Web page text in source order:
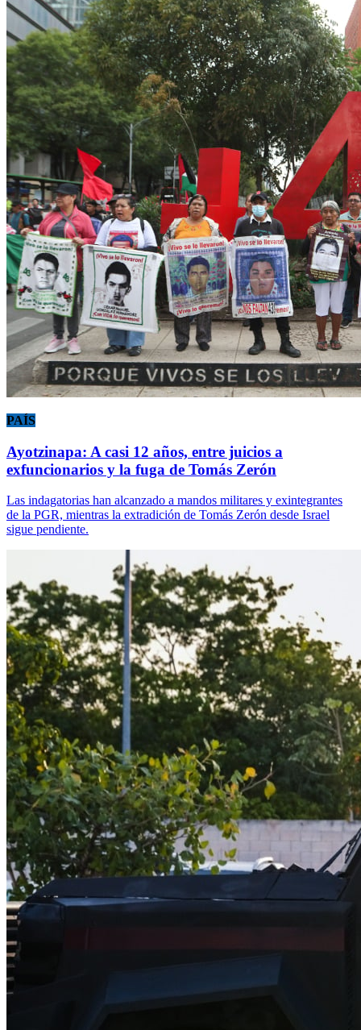
PAÍS
Ayotzinapa: A casi 12 años, entre juicios a
exfuncionarios y la fuga de Tomás Zerón
Las indagatorias han alcanzado a mandos militares y exintegrantes
de la PGR, mientras la extradición de Tomás Zerón desde Israel
sigue pendiente.